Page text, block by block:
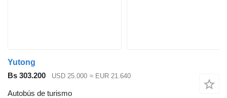
Yutong
Bs 303.200
USD 25.000 ≈ EUR 21.640
Autobús de turismo